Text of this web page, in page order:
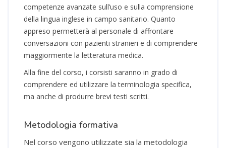
competenze avanzate sull’uso e sulla comprensione
della lingua inglese in campo sanitario. Quanto
appreso permetterà al personale di affrontare
conversazioni con pazienti stranieri e di comprendere
maggiormente la letteratura medica.
Alla fine del corso, i corsisti saranno in grado di
comprendere ed utilizzare la terminologia specifica,
ma anche di produrre brevi testi scritti.
Metodologia formativa
Nel corso vengono utilizzate sia la metodologia